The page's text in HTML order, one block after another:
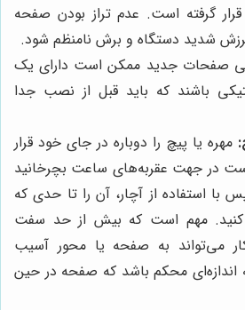
قرار گرفته است. عدم تراز بودن صفحه
شدید دستگاه و برش نامنظم شود.
صفحات جدید ممکن است دارای یک
باشند که باید قبل از نصب جدا
مهره یا پیچ را دوباره در جای خود قرار
در جهت عقربه‌های ساعت بچرخانید
استفاده از آچار، آن را تا حدی که
مهم است که بیش از حد سفت
کار می‌تواند به صفحه یا محور آسیب
اندازه‌ای محکم باشد که صفحه در حین